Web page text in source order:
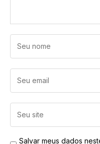
Salvar meus dados